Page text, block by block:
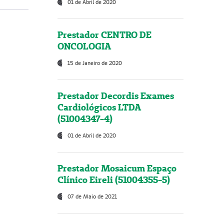
01 de Abril de 2020
Prestador CENTRO DE
ONCOLOGIA
15 de Janeiro de 2020
Prestador Decordis Exames
Cardiológicos LTDA
(51004347-4)
01 de Abril de 2020
Prestador Mosaicum Espaço
Clínico Eireli (51004355-5)
07 de Maio de 2021